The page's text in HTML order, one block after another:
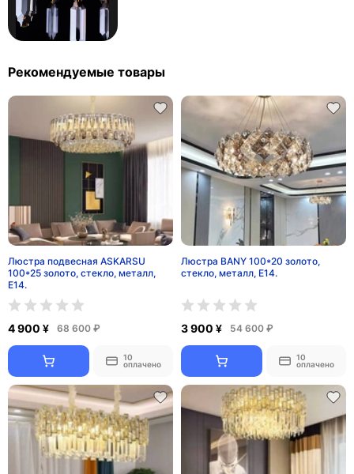
Рекомендуемые товары
Люстра подвесная ASKARSU
100*25 золото, стекло, металл,
Е14.
4 900 ¥ 68 600 ₽
10
оплачено
Люстра BANY 100*20 золото,
стекло, металл, Е14.
3 900 ¥ 54 600 ₽
10
оплачено